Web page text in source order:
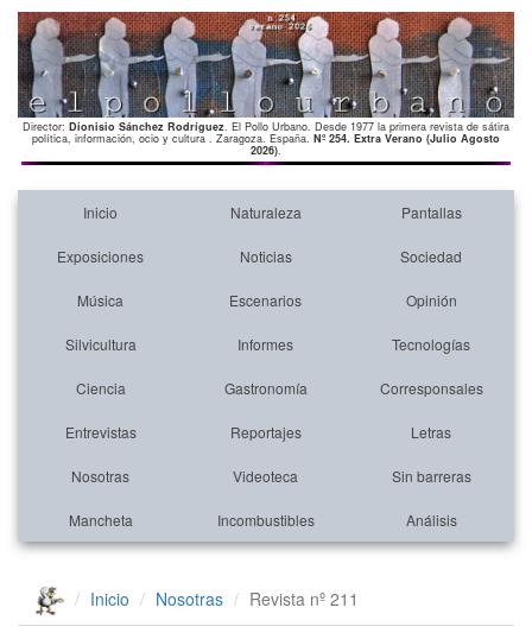
Director: Dionisio Sánchez Rodríguez. El Pollo Urbano. Desde 1977 la primera revista de sátira
política, información, ocio y cultura . Zaragoza. España. Nº 254. Extra Verano (Julio Agosto
2026).
Inicio Naturaleza Pantallas
Exposiciones Noticias Sociedad
Música Escenarios Opinión
Silvicultura Informes Tecnologías
Ciencia Gastronomía Corresponsales
Entrevistas Reportajes Letras
Nosotras Videoteca Sin barreras
Mancheta Incombustibles Análisis
Inicio Nosotras Revista nº 211